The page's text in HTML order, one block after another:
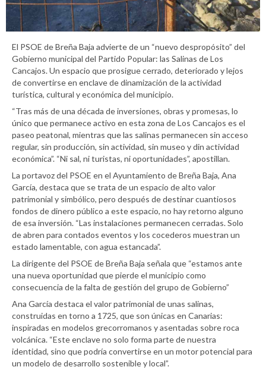
El PSOE de Breña Baja advierte de un “nuevo despropósito” del
Gobierno municipal del Partido Popular: las Salinas de Los
Cancajos. Un espacio que prosigue cerrado, deteriorado y lejos
de convertirse en enclave de dinamización de la actividad
turística, cultural y económica del municipio.
“Tras más de una década de inversiones, obras y promesas, lo
único que permanece activo en esta zona de Los Cancajos es el
paseo peatonal, mientras que las salinas permanecen sin acceso
regular, sin producción, sin actividad, sin museo y din actividad
económica”. “Ni sal, ni turistas, ni oportunidades”, apostillan.
La portavoz del PSOE en el Ayuntamiento de Breña Baja, Ana
García, destaca que se trata de un espacio de alto valor
patrimonial y simbólico, pero después de destinar cuantiosos
fondos de dinero público a este espacio, no hay retorno alguno
de esa inversión. “Las instalaciones permanecen cerradas. Solo
de abren para contados eventos y los cocederos muestran un
estado lamentable, con agua estancada”.
La dirigente del PSOE de Breña Baja señala que “estamos ante
una nueva oportunidad que pierde el municipio como
consecuencia de la falta de gestión del grupo de Gobierno”
Ana García destaca el valor patrimonial de unas salinas,
construidas en torno a 1725, que son únicas en Canarias:
inspiradas en modelos grecorromanos y asentadas sobre roca
volcánica. “Este enclave no solo forma parte de nuestra
identidad, sino que podría convertirse en un motor potencial para
un modelo de desarrollo sostenible y local”.